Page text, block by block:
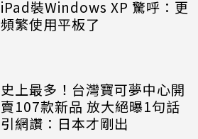
iPad裝Windows XP 驚呼：更
頻繁使用平板了
史上最多！台灣寶可夢中心開
賣107款新品 放大絕曝1句話
引網讚：日本才剛出